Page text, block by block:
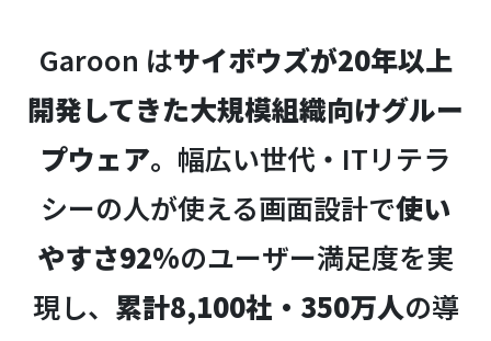
Garoon はサイボウズが20年以上
開発してきた大規模組織向けグルー
プウェア。幅広い世代・ITリテラ
シーの人が使える画面設計で使い
やすさ92%のユーザー満足度を実
現し、 累計8,100社・350万人の導